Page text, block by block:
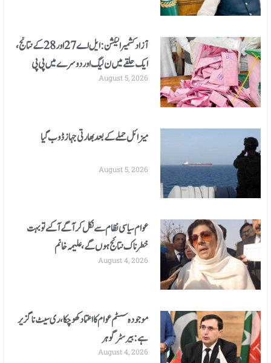
آزادکشمیر الیکشن: ایل اے 27 اور 28 کے نتائج،
ایک حلقے میں ن لیگ اور دوسرے میں پی پی
کامیاب
August 5, 2026
میزائل حملے کے بعد بھارتی جہاز ڈوب گیا
August 5, 2026
عوام سیاسی نظام سے نکل کر آگے آگئے تو بہت
خطرناک نتائج ہوں گے، علیمہ خانم
August 4, 2026
موجودہ سسٹم عوام کا اعتماد کھوچکا، ری سیٹ ناگزیر
ہے: بیرسٹر گوہر
August 4, 2026